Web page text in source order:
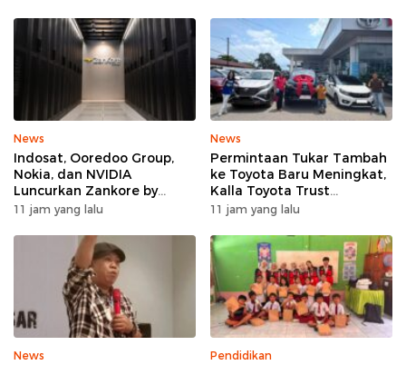
News
Indosat, Ooredoo Group,
Nokia, dan NVIDIA
Luncurkan Zankore by
Indosat, Siap Layani
dengan Platform
Infrastruktur AI
Terintegerasi
11 jam yang lalu
News
Permintaan Tukar Tambah
ke Toyota Baru Meningkat,
Kalla Toyota Trust
Catatkan Rekor Baru di Juli
11 jam yang lalu
News Pendidikan